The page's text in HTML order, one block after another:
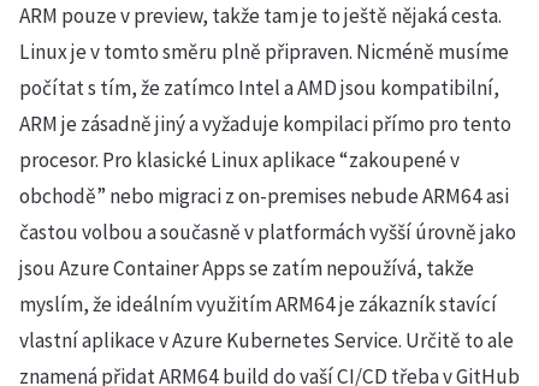
ARM pouze v preview, takže tam je to ještě nějaká cesta.
Linux je v tomto směru plně připraven. Nicméně musíme
počítat s tím, že zatímco Intel a AMD jsou kompatibilní,
ARM je zásadně jiný a vyžaduje kompilaci přímo pro tento
procesor. Pro klasické Linux aplikace “zakoupené v
obchodě” nebo migraci z on-premises nebude ARM64 asi
častou volbou a současně v platformách vyšší úrovně jako
jsou Azure Container Apps se zatím nepoužívá, takže
myslím, že ideálním využitím ARM64 je zákazník stavící
vlastní aplikace v Azure Kubernetes Service. Určitě to ale
znamená přidat ARM64 build do vaší CI/CD třeba v GitHub